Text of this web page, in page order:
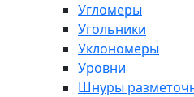
Угломеры
Угольники
Уклономеры
Уровни
Шнуры